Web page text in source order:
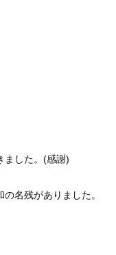
ました。(感謝)
名残がありました。